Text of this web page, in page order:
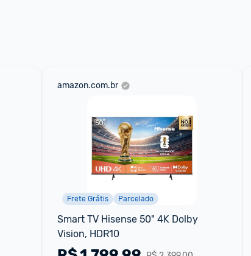
amazon.com.br
Frete Grátis Parcelado
Smart TV Hisense 50" 4K Dolby
Vision, HDR10